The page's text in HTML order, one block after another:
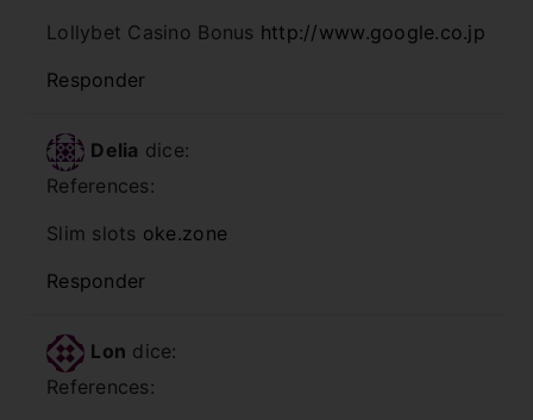
Lollybet Casino Bonus http://www.google.co.jp
Responder
Delia dice:
References:
Slim slots oke.zone
Responder
Lon dice:
References: